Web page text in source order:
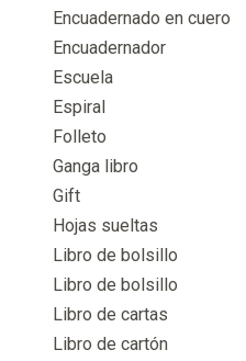
Encuadernado en cuero
Encuadernador
Escuela
Espiral
Folleto
Ganga libro
Gift
Hojas sueltas
Libro de bolsillo
Libro de bolsillo
Libro de cartas
Libro de cartón